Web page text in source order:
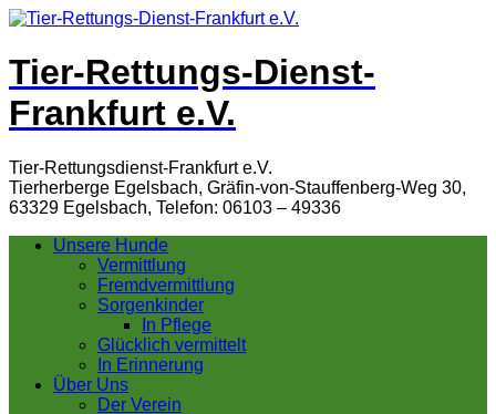
Tier-Rettungs-Dienst-
Frankfurt e.V.
Tier-Rettungsdienst-Frankfurt e.V.
Tierherberge Egelsbach, Gräfin-von-Stauffenberg-Weg 30,
63329 Egelsbach, Telefon: 06103 – 49336
Unsere Hunde
Vermittlung
Fremdvermittlung
Sorgenkinder
In Pflege
Glücklich vermittelt
In Erinnerung
Über Uns
Der Verein